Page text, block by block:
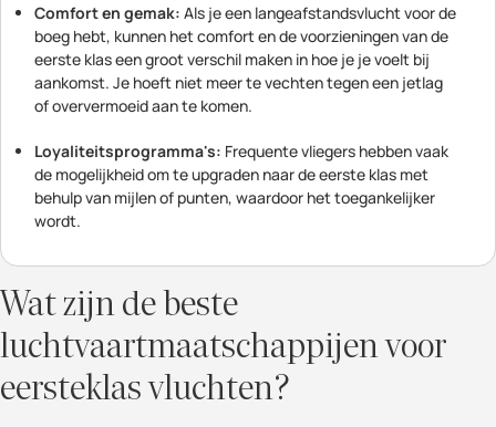
Comfort en gemak: Als je een langeafstandsvlucht voor de
boeg hebt, kunnen het comfort en de voorzieningen van de
eerste klas een groot verschil maken in hoe je je voelt bij
aankomst. Je hoeft niet meer te vechten tegen een jetlag
of oververmoeid aan te komen.
Loyaliteitsprogramma's: Frequente vliegers hebben vaak
de mogelijkheid om te upgraden naar de eerste klas met
behulp van mijlen of punten, waardoor het toegankelijker
wordt.
Wat zijn de beste
luchtvaartmaatschappijen voor
eersteklas vluchten?